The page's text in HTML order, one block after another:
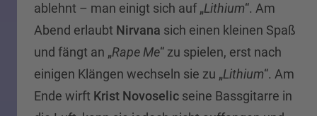
ablehnt – man einigt sich auf „Lithium“. Am
Abend erlaubt Nirvana sich einen kleinen Spaß
und fängt an „Rape Me“ zu spielen, erst nach
einigen Klängen wechseln sie zu „Lithium“. Am
Ende wirft Krist Novoselic seine Bassgitarre in